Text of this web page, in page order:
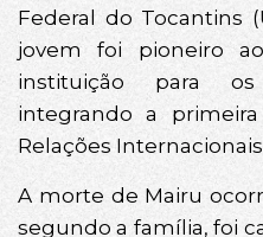
Federal do Tocantins
jovem foi pioneiro
instituição para os
integrando a
Relações
A morte de Mairu
segundo a família, foi